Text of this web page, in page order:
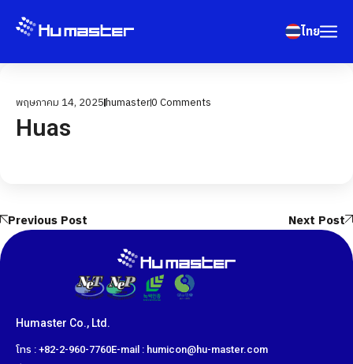
ไทย
พฤษภาคม 14, 2025humaster0Comments
Huas
Previous Post Next Post
Humaster Co., Ltd.
โทร : +82-2-960-7760E-mail : humicon@hu-master.com